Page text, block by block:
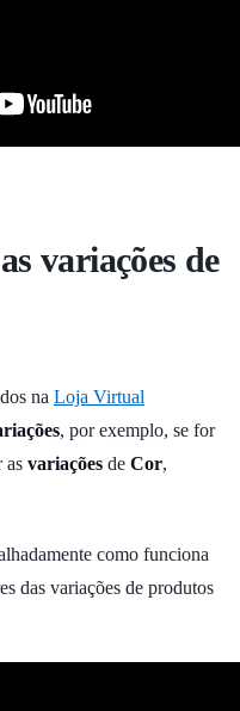
variações de
na Loja Virtual
, por exemplo, se for
as variações de Cor,
como funciona
das variações de produtos